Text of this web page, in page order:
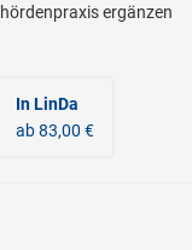
ergänzen
In LinDa
ab 83,00 €